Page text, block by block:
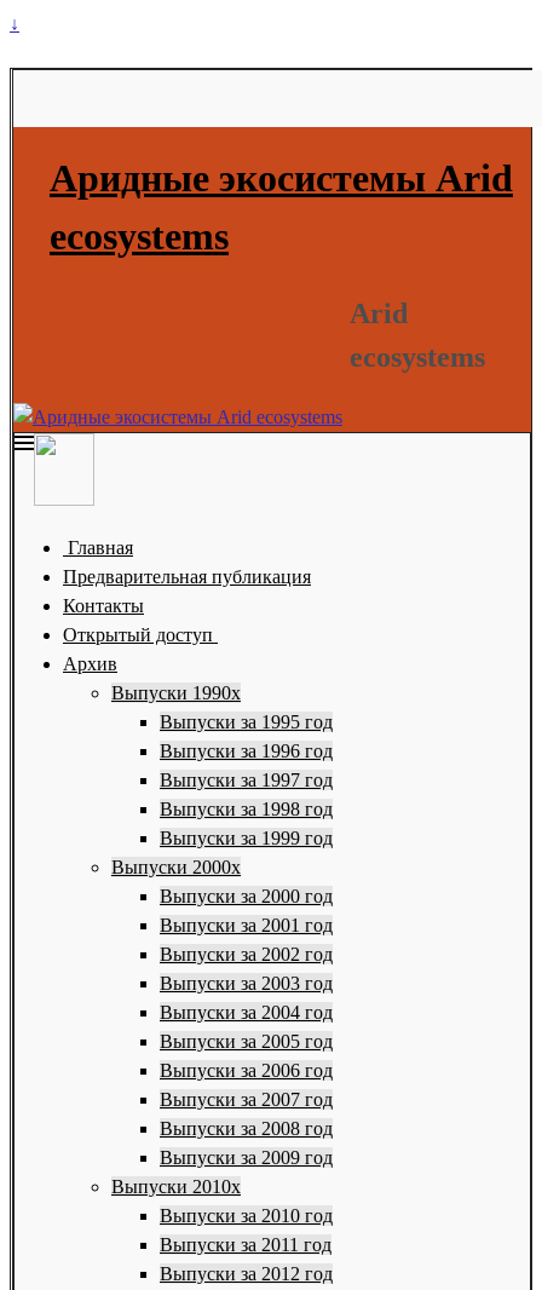
↓
Аридные экосистемы Arid
ecosystems
Arid
ecosystems
Главная
Предварительная публикация
Контакты
Открытый доступ
Архив
Выпуски 1990х
Выпуски за 1995 год
Выпуски за 1996 год
Выпуски за 1997 год
Выпуски за 1998 год
Выпуски за 1999 год
Выпуски 2000х
Выпуски за 2000 год
Выпуски за 2001 год
Выпуски за 2002 год
Выпуски за 2003 год
Выпуски за 2004 год
Выпуски за 2005 год
Выпуски за 2006 год
Выпуски за 2007 год
Выпуски за 2008 год
Выпуски за 2009 год
Выпуски 2010х
Выпуски за 2010 год
Выпуски за 2011 год
Выпуски за 2012 год